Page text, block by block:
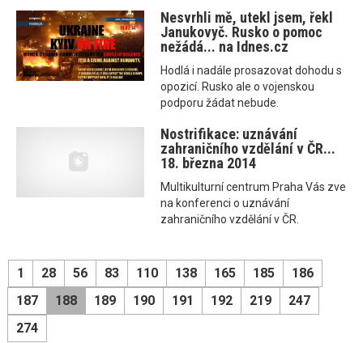
Nesvrhli mě, utekl jsem, řekl
Janukovyč. Rusko o pomoc
nežádá... na Idnes.cz
Hodlá i nadále prosazovat dohodu s
opozicí. Rusko ale o vojenskou
podporu žádat nebude.
Nostrifikace: uznávání
zahraničního vzdělání v ČR...
18. března 2014
Multikulturní centrum Praha Vás zve
na konferenci o uznávání
zahraničního vzdělání v ČR.
1 28 56 83 110 138 165 185
186
187
188 189 190 191 192 219
247
274